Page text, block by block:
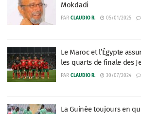
Mokdadi
PAR CLAUDIO R. 05/01/2025
Le Maroc et l’Égypte
les quarts de finale des
PAR CLAUDIO R. 30/07/2024
La Guinée toujours en